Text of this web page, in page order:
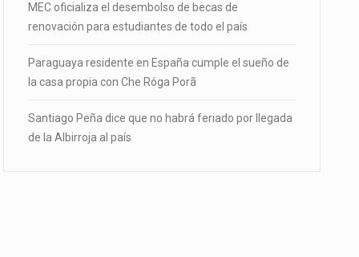
MEC oficializa el desembolso de becas de
renovación para estudiantes de todo el país
Paraguaya residente en España cumple el sueño de
la casa propia con Che Róga Porã
Santiago Peña dice que no habrá feriado por llegada
de la Albirroja al país